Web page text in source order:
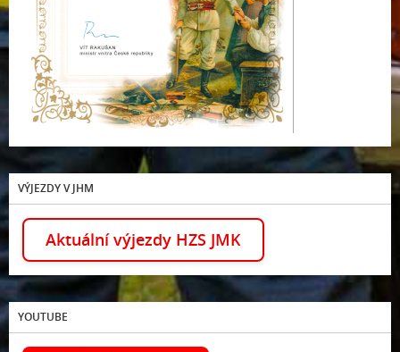
VÝJEZDY V JHM
Aktuální výjezdy HZS JMK
YOUTUBE